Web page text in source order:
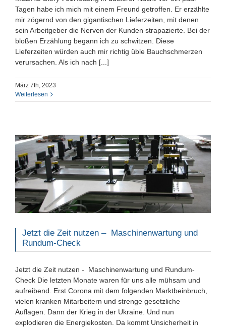
Tagen habe ich mich mit einem Freund getroffen. Er erzählte
mir zögernd von den gigantischen Lieferzeiten, mit denen
sein Arbeitgeber die Nerven der Kunden strapazierte. Bei der
bloßen Erzählung begann ich zu schwitzen. Diese
Lieferzeiten würden auch mir richtig üble Bauchschmerzen
verursachen. Als ich nach [...]
März 7th, 2023
Weiterlesen
Jetzt die Zeit nutzen – Maschinenwartung und
Rundum-Check
Jetzt die Zeit nutzen - Maschinenwartung und Rundum-
Check Die letzten Monate waren für uns alle mühsam und
aufreibend. Erst Corona mit dem folgenden Marktbeinbruch,
vielen kranken Mitarbeitern und strenge gesetzliche
Auflagen. Dann der Krieg in der Ukraine. Und nun
explodieren die Energiekosten. Da kommt Unsicherheit in